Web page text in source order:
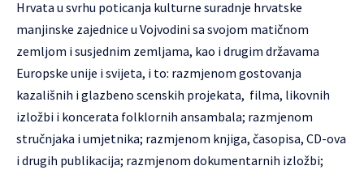
Hrvata u svrhu poticanja kulturne suradnje hrvatske
manjinske zajednice u Vojvodini sa svojom matičnom
zemljom i susjednim zemljama, kao i drugim državama
Europske unije i svijeta, i to: razmjenom gostovanja
kazališnih i glazbeno scenskih projekata, filma, likovnih
izložbi i koncerata folklornih ansambala; razmjenom
stručnjaka i umjetnika; razmjenom knjiga, časopisa, CD-ova
i drugih publikacija; razmjenom dokumentarnih izložbi;